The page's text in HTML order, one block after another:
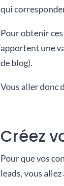
qui
Pour obtenir
apportent une
de blog).
Vous aller donc
Créez
Pour que vos
leads, vous